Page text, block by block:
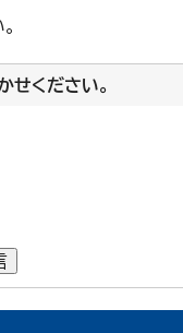
せください。